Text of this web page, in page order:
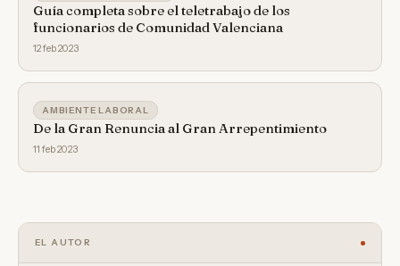
Guía completa sobre el teletrabajo de los
funcionarios de Comunidad Valenciana
12 feb 2023
AMBIENTE LABORAL
De la Gran Renuncia al Gran Arrepentimiento
11 feb 2023
EL AUTOR